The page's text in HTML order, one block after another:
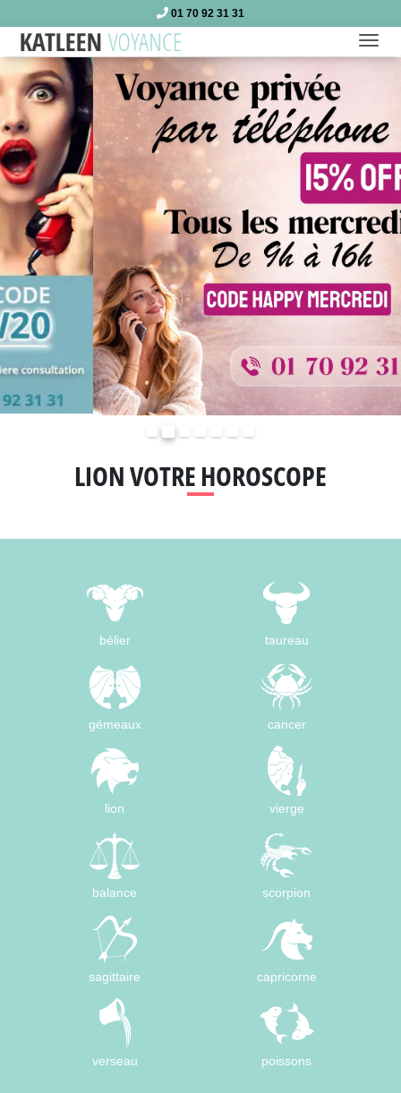
01 70 92 31 31
LION VOTRE HOROSCOPE
bélier taureau
gémeaux cancer
lion vierge
balance scorpion
sagittaire capricorne
verseau poissons